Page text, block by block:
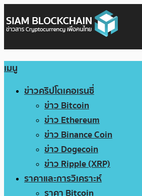
เมนู
ข่าวคริปโตเคอเรนซี่
ข่าว Bitcoin
ข่าว Ethereum
ข่าว Binance Coin
ข่าว Dogecoin
ข่าว Ripple (XRP)
ราคาและการวิเคราะห์